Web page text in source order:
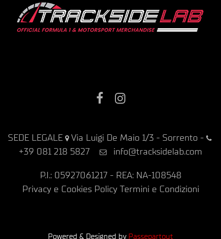
Facebook
SEDE LEGALE Via Luigi De Maio 1/3 - Sorrento -
+39 081 218 5827
info@tracksidelab.com
P.I.: 05927061217 - REA: NA-108548
Privacy e Cookies Policy Termini e Condizioni
Powered & Designed by Passepartout